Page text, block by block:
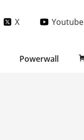
X Youtube
Powerwall